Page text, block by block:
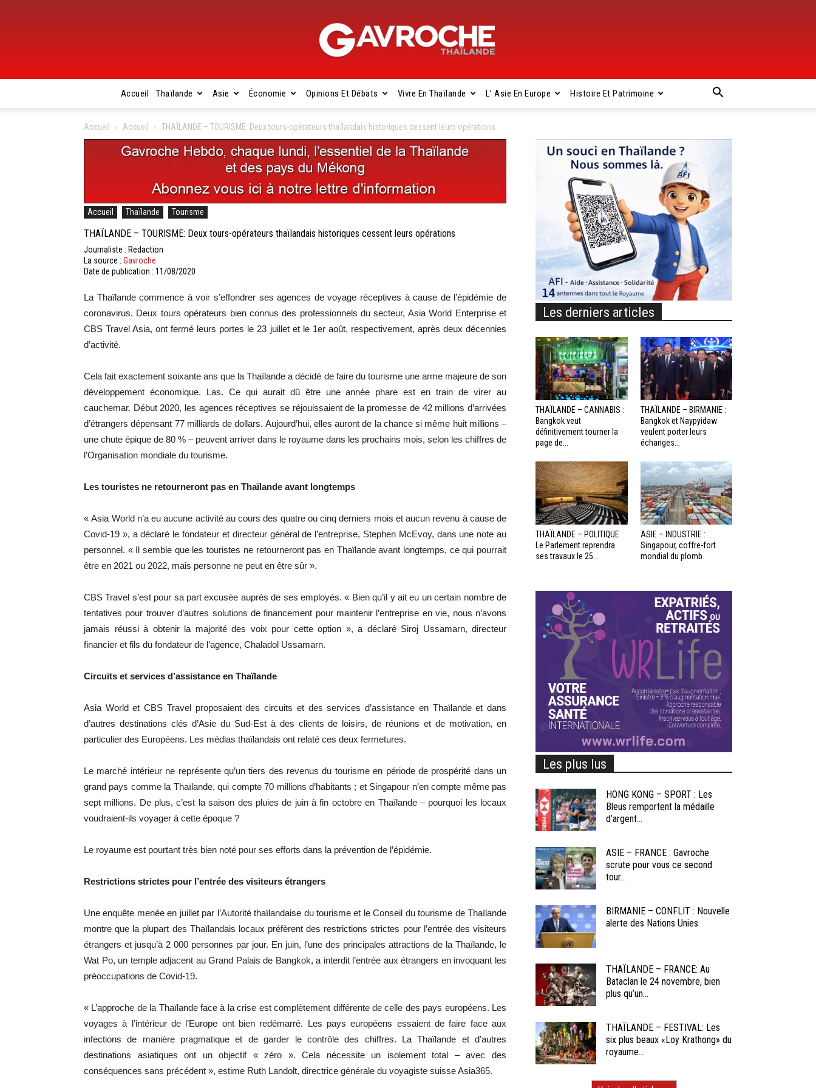
Gavroche
Accueil Thaïlande Asie Économie Opinions Et Débats Vivre En Thaïlande L’ Asie En Europe Histoire Et Patrimoine
Accueil Accueil THAÏLANDE – TOURISME: Deux tours-opérateurs thaïlandais historiques cessent leurs opérations
Accueil Thaïlande Tourisme
THAÏLANDE – TOURISME: Deux tours-opérateurs thaïlandais historiques cessent leurs opérations
Journaliste : Redaction
La source : Gavroche
Date de publication : 11/08/2020
La Thaïlande commence à voir s’effondrer ses agences de voyage réceptives à cause de l’épidémie de
coronavirus. Deux tours opérateurs bien connus des professionnels du secteur, Asia World Enterprise et
CBS Travel Asia, ont fermé leurs portes le 23 juillet et le 1er août, respectivement, après deux décennies
d’activité.
Cela fait exactement soixante ans que la Thaïlande a décidé de faire du tourisme une arme majeure de son
développement économique. Las. Ce qui aurait dû être une année phare est en train de virer au
cauchemar. Début 2020, les agences réceptives se réjouissaient de la promesse de 42 millions d’arrivées
d’étrangers dépensant 77 milliards de dollars. Aujourd’hui, elles auront de la chance si même huit millions –
une chute épique de 80 % – peuvent arriver dans le royaume dans les prochains mois, selon les chiffres de
l’Organisation mondiale du tourisme.
Les touristes ne retourneront pas en Thaïlande avant longtemps
« Asia World n’a eu aucune activité au cours des quatre ou cinq derniers mois et aucun revenu à cause de
Covid-19 », a déclaré le fondateur et directeur général de l’entreprise, Stephen McEvoy, dans une note au
personnel. « Il semble que les touristes ne retourneront pas en Thaïlande avant longtemps, ce qui pourrait
être en 2021 ou 2022, mais personne ne peut en être sûr ».
CBS Travel s’est pour sa part excusée auprès de ses employés. « Bien qu’il y ait eu un certain nombre de
tentatives pour trouver d’autres solutions de financement pour maintenir l’entreprise en vie, nous n’avons
jamais réussi à obtenir la majorité des voix pour cette option », a déclaré Siroj Ussamarn, directeur
financier et fils du fondateur de l’agence, Chaladol Ussamarn.
Circuits et services d’assistance en Thaïlande
Asia World et CBS Travel proposaient des circuits et des services d’assistance en Thaïlande et dans
d’autres destinations clés d’Asie du Sud-Est à des clients de loisirs, de réunions et de motivation, en
particulier des Européens. Les médias thaïlandais ont relaté ces deux fermetures.
Le marché intérieur ne représente qu’un tiers des revenus du tourisme en période de prospérité dans un
grand pays comme la Thaïlande, qui compte 70 millions d’habitants ; et Singapour n’en compte même pas
sept millions. De plus, c’est la saison des pluies de juin à fin octobre en Thaïlande – pourquoi les locaux
voudraient-ils voyager à cette époque ?
Le royaume est pourtant très bien noté pour ses efforts dans la prévention de l’épidémie.
Restrictions strictes pour l’entrée des visiteurs étrangers
Une enquête menée en juillet par l’Autorité thaïlandaise du tourisme et le Conseil du tourisme de Thaïlande
montre que la plupart des Thaïlandais locaux préfèrent des restrictions strictes pour l’entrée des visiteurs
étrangers et jusqu’à 2 000 personnes par jour. En juin, l’une des principales attractions de la Thaïlande, le
Wat Po, un temple adjacent au Grand Palais de Bangkok, a interdit l’entrée aux étrangers en invoquant les
préoccupations de Covid-19.
« L’approche de la Thaïlande face à la crise est complètement différente de celle des pays européens. Les
voyages à l’intérieur de l’Europe ont bien redémarré. Les pays européens essaient de faire face aux
infections de manière pragmatique et de garder le contrôle des chiffres. La Thaïlande et d’autres
destinations asiatiques ont un objectif « zéro ». Cela nécessite un isolement total – avec des
conséquences sans précédent », estime Ruth Landolt, directrice générale du voyagiste suisse Asia365.
Les derniers articles
THAÏLANDE – CANNABIS :
Bangkok veut
définitivement tourner la
page de...
THAÏLANDE – BIRMANIE :
Bangkok et Naypyidaw
veulent porter leurs
échanges...
THAÏLANDE – POLITIQUE :
Le Parlement reprendra
ses travaux le 25...
ASIE – INDUSTRIE :
Singapour, coffre-fort
mondial du plomb
Les plus lus
HONG KONG – SPORT : Les
Bleus remportent la médaille
d’argent...
ASIE – FRANCE : Gavroche
scrute pour vous ce second
tour...
BIRMANIE – CONFLIT : Nouvelle
alerte des Nations Unies
THAÏLANDE – FRANCE: Au
Bataclan le 24 novembre, bien
plus qu’un...
THAÏLANDE – FESTIVAL: Les
six plus beaux «Loy Krathong» du
royaume...